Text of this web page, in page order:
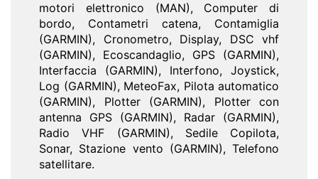
motori elettronico (MAN), Computer di
bordo, Contametri catena, Contamiglia
(GARMIN), Cronometro, Display, DSC vhf
(GARMIN), Ecoscandaglio, GPS (GARMIN),
Interfaccia (GARMIN), Interfono, Joystick,
Log (GARMIN), MeteoFax, Pilota automatico
(GARMIN), Plotter (GARMIN), Plotter con
antenna GPS (GARMIN), Radar (GARMIN),
Radio VHF (GARMIN), Sedile Copilota,
Sonar, Stazione vento (GARMIN), Telefono
satellitare.